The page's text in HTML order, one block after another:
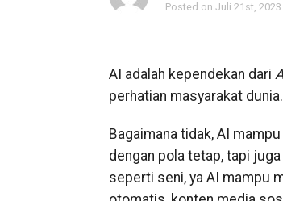
Posted on Juli 21st, 2023
AI adalah kependekan dari
perhatian masyarakat dunia.
Bagaimana tidak, AI
dengan pola tetap, tapi
seperti seni, ya AI mampu